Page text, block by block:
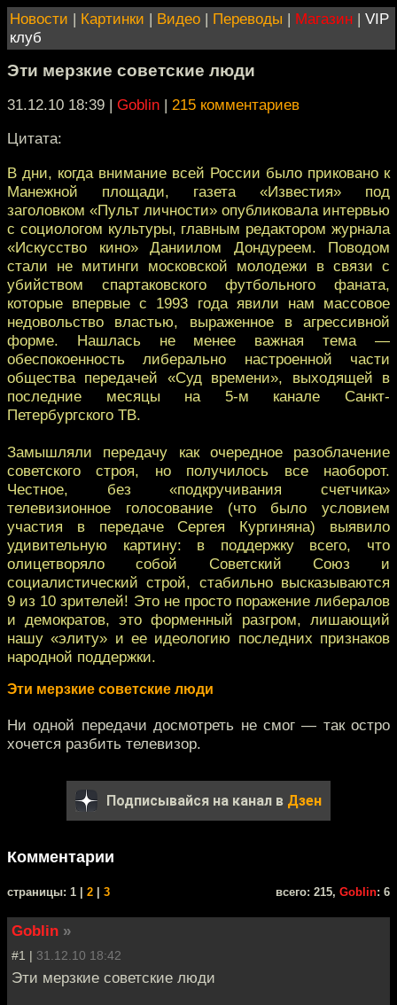
Новости | Картинки | Видео | Переводы | Магазин | VIP
клуб
Эти мерзкие советские люди
31.12.10 18:39 | Goblin | 215 комментариев
Цитата:
В дни, когда внимание всей России было приковано к
Манежной площади, газета «Известия» под
заголовком «Пульт личности» опубликовала интервью
с социологом культуры, главным редактором журнала
«Искусство кино» Даниилом Дондуреем. Поводом
стали не митинги московской молодежи в связи с
убийством спартаковского футбольного фаната,
которые впервые с 1993 года явили нам массовое
недовольство властью, выраженное в агрессивной
форме. Нашлась не менее важная тема —
обеспокоенность либерально настроенной части
общества передачей «Суд времени», выходящей в
последние месяцы на 5-м канале Санкт-
Петербургского ТВ.
Замышляли передачу как очередное разоблачение
советского строя, но получилось все наоборот.
Честное, без «подкручивания счетчика»
телевизионное голосование (что было условием
участия в передаче Сергея Кургиняна) выявило
удивительную картину: в поддержку всего, что
олицетворяло собой Советский Союз и
социалистический строй, стабильно высказываются
9 из 10 зрителей! Это не просто поражение либералов
и демократов, это форменный разгром, лишающий
нашу «элиту» и ее идеологию последних признаков
народной поддержки.
Эти мерзкие советские люди
Ни одной передачи досмотреть не смог — так остро
хочется разбить телевизор.
Подписывайся на канал в Дзен
Комментарии
cтраницы: 1 | 2 3 всего: 215, Goblin: 6
Goblin »
#1 | 31.12.10 18:42
Эти мерзкие советские люди